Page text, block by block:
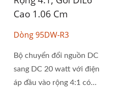
Cao 1.06 Cm
Dòng 95DW-R3
Bộ chuyển đổi nguồn DC
sang DC 20 watt với điện
áp đầu vào rộng 4:1 có